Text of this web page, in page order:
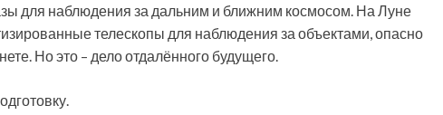
для наблюдения за дальним и ближним космосом. На Луне
телескопы для наблюдения за объектами, опасно
Но это – дело отдалённого будущего.